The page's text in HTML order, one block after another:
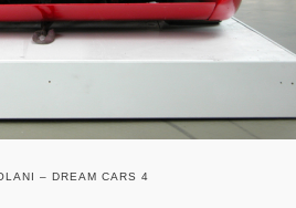
– DREAM CARS 4